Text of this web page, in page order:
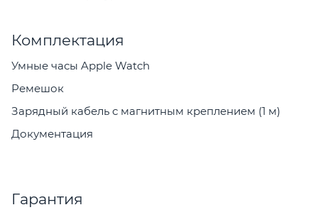
Комплектация
Умные часы Apple Watch
Ремешок
Зарядный кабель с магнитным креплением (1 м)
Документация
Гарантия